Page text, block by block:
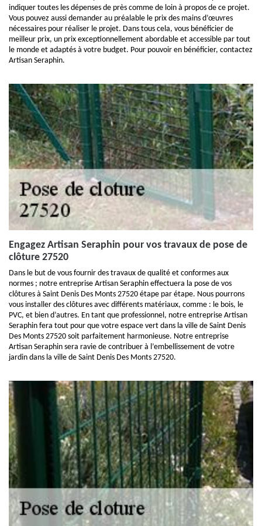
indiquer toutes les dépenses de près comme de loin à propos de ce projet.
Vous pouvez aussi demander au préalable le prix des mains d’œuvres
nécessaires pour réaliser le projet. Dans tous cela, vous bénéficier de
meilleur prix, un prix exceptionnellement abordable et accessible par tout
le monde et adaptés à votre budget. Pour pouvoir en bénéficier, contactez
Artisan Seraphin.
Engagez Artisan Seraphin pour vos travaux de pose de
clôture 27520
Dans le but de vous fournir des travaux de qualité et conformes aux
normes ; notre entreprise Artisan Seraphin effectuera la pose de vos
clôtures à Saint Denis Des Monts 27520 étape par étape. Nous pourrons
vous installer des clôtures avec différents matériaux, comme : le bois, le
PVC, et bien d’autres. En tant que professionnel, notre entreprise Artisan
Seraphin fera tout pour que votre espace vert dans la ville de Saint Denis
Des Monts 27520 soit parfaitement harmonieuse. Notre entreprise
Artisan Seraphin sera ravie de contribuer à l’embellissement de votre
jardin dans la ville de Saint Denis Des Monts 27520.